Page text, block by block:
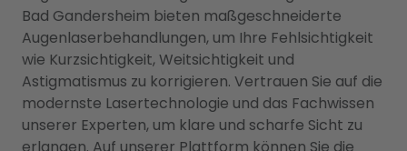
Bad Gandersheim bieten maßgeschneiderte
Augenlaserbehandlungen, um Ihre Fehlsichtigkeit
wie Kurzsichtigkeit, Weitsichtigkeit und
Astigmatismus zu korrigieren. Vertrauen Sie auf die
modernste Lasertechnologie und das Fachwissen
unserer Experten, um klare und scharfe Sicht zu